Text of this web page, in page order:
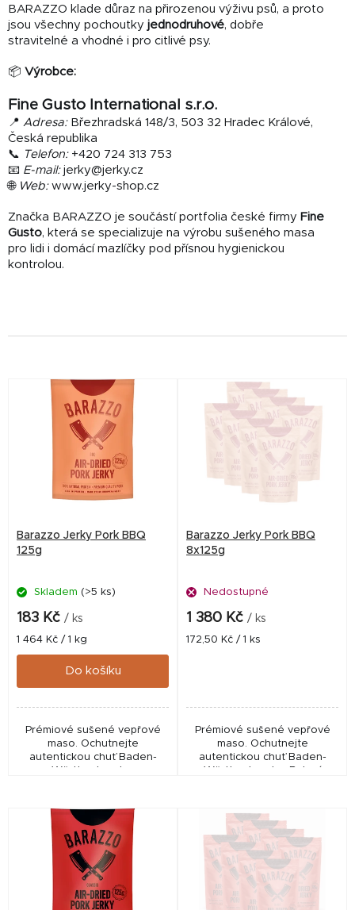
BARAZZO klade důraz na přirozenou výživu psů, a proto
jsou všechny pochoutky jednodruhové, dobře
stravitelné a vhodné i pro citlivé psy.
📦 Výrobce:
Fine Gusto International s.r.o.
📍 Adresa:Březhradská 148/3, 503 32 Hradec Králové,
Česká republika
📞 Telefon:+420 724 313 753
📧 E-mail:jerky@jerky.cz
🌐 Web:www.jerky-shop.cz
Značka BARAZZO je součástí portfolia české firmy Fine
Gusto, která se specializuje na výrobu sušeného masa
pro lidi i domácí mazlíčky pod přísnou hygienickou
kontrolou.
o
Barazzo Jerky Pork BBQ
125g
Skladem (>5 ks)
183 Kč / ks
Měrná
cena:
1 464 Kč / 1 kg
Do košíku
Prémiové sušené vepřové
maso. Ochutnejte
autentickou chuť Baden-
Barazzo Jerky Pork BBQ
8x125g
Nedostupné
1 380 Kč / ks
Měrná
172,50 Kč / 1 ks
Prémiové sušené vepřové
maso. Ochutnejte
autentickou chuť Baden-
kartonové krabici.